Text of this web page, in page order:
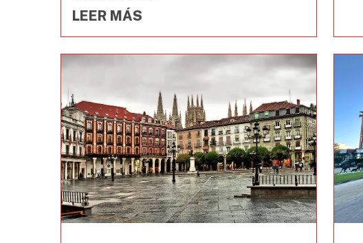
LEER MÁS